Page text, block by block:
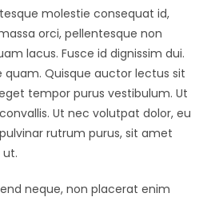
molestie consequat id,
orci, pellentesque non
lacus. Fusce id dignissim dui.
Quisque auctor lectus sit
tempor purus vestibulum. Ut
Ut nec volutpat dolor, eu
rutrum purus, sit amet
ut.
neque, non placerat enim